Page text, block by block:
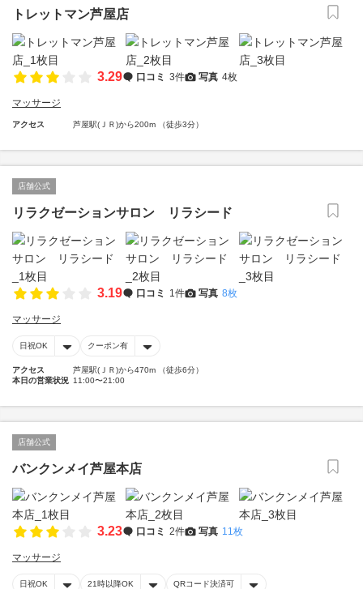
トレットマン芦屋店
3.29 口コミ 3件 写真 4枚
マッサージ
アクセス 芦屋駅(ＪＲ)から200m （徒歩3分）
店舗公式
リラクゼーションサロン リラシード
3.19 口コミ 1件 写真 8枚
マッサージ
日祝OK クーポン有
アクセス
芦屋駅(ＪＲ)から470m （徒歩6分）
本日の営業状況 11:00〜21:00
店舗公式
バンクンメイ芦屋本店
3.23 口コミ 2件 写真 11枚
マッサージ
日祝OK 21時以降OK QRコード決済可